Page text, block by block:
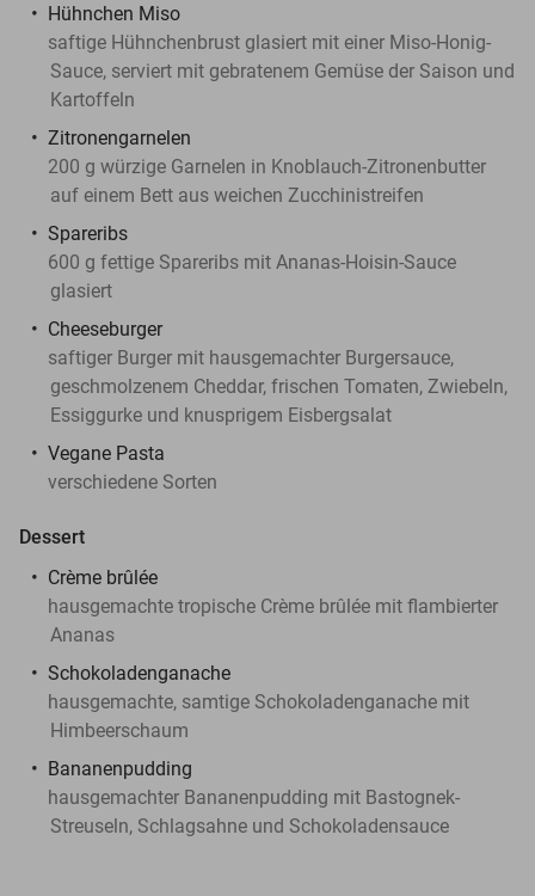
Hühnchen Miso
saftige Hühnchenbrust glasiert mit einer Miso-Honig-
Sauce, serviert mit gebratenem Gemüse der Saison und
Kartoffeln
Zitronengarnelen
200 g würzige Garnelen in Knoblauch-Zitronenbutter
auf einem Bett aus weichen Zucchinistreifen
Spareribs
600 g fettige Spareribs mit Ananas-Hoisin-Sauce
glasiert
Cheeseburger
saftiger Burger mit hausgemachter Burgersauce,
geschmolzenem Cheddar, frischen Tomaten, Zwiebeln,
Essiggurke und knusprigem Eisbergsalat
Vegane Pasta
verschiedene Sorten
Dessert
Crème brûlée
hausgemachte tropische Crème brûlée mit flambierter
Ananas
Schokoladenganache
hausgemachte, samtige Schokoladenganache mit
Himbeerschaum
Bananenpudding
hausgemachter Bananenpudding mit Bastognek-
Streuseln, Schlagsahne und Schokoladensauce